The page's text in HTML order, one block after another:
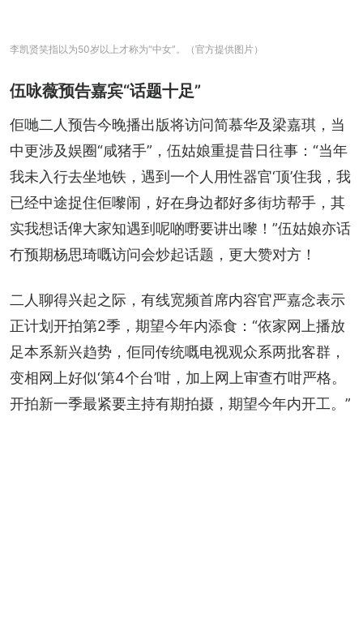
李凯贤笑指以为50岁以上才称为“中女”。（官方提供图片）
伍咏薇预告嘉宾“话题十足”
佢哋二人预告今晚播出版将访问简慕华及梁嘉琪，当
中更涉及娱圈“咸猪手”，伍姑娘重提昔日往事：“当年
我未入行去坐地铁，遇到一个人用性器官‘顶’住我，我
已经中途捉住佢嚟闹，好在身边都好多街坊帮手，其
实我想话俾大家知遇到呢啲嘢要讲出嚟！”伍姑娘亦话
冇预期杨思琦嘅访问会炒起话题，更大赞对方！
二人聊得兴起之际，有线宽频首席内容官严嘉念表示
正计划开拍第2季，期望今年内添食：“依家网上播放
足本系新兴趋势，佢同传统嘅电视观众系两批客群，
变相网上好似‘第4个台’咁，加上网上审查冇咁严格。
开拍新一季最紧要主持有期拍摄，期望今年内开工。”